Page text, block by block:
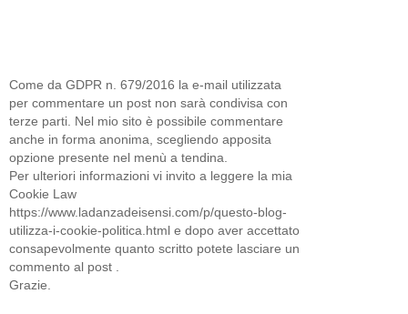
Come da GDPR n. 679/2016 la e-mail utilizzata
per commentare un post non sarà condivisa con
terze parti. Nel mio sito è possibile commentare
anche in forma anonima, scegliendo apposita
opzione presente nel menù a tendina.
Per ulteriori informazioni vi invito a leggere la mia
Cookie Law
https://www.ladanzadeisensi.com/p/questo-blog-
utilizza-i-cookie-politica.html e dopo aver accettato
consapevolmente quanto scritto potete lasciare un
commento al post .
Grazie.